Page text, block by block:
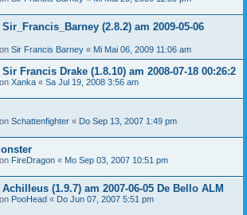
(2.8.2) am 2009-05-06
Sir Francis Barney « Mi Mai 06, 2009 11:06 am
Francis Drake (1.8.10) am 2008-07-18 00:26:2
Xanka « Sa Jul 19, 2008 3:56 am
Schattenfighter « Do Sep 13, 2007 1:49 pm
FireDragon « Mo Sep 03, 2007 10:51 pm
(1.9.7) am 2007-06-05 De Bello ALM
PooHead « Do Jun 07, 2007 5:51 pm